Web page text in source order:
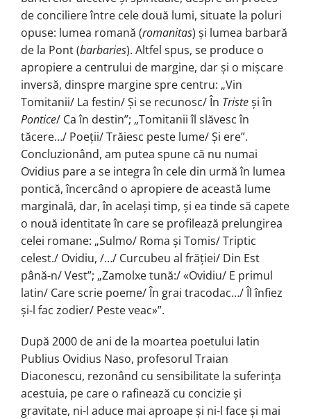
de conciliere între cele două lumi, situate la poluri
opuse: lumea romană (romanitas) și lumea barbară
de la Pont (barbaries). Altfel spus, se produce o
apropiere a centrului de margine, dar și o mișcare
inversă, dinspre margine spre centru: „Vin
Tomitanii/ La festin/ Și se recunosc/ În Tristeși în
Pontice/ Ca în destin”; „Tomitanii îl slăvesc în
tăcere…/ Poeții/ Trăiesc peste lume/ Și ere”.
Concluzionând, am putea spune că nu numai
Ovidius pare a se integra în cele din urmă în lumea
pontică, încercând o apropiere de această lume
marginală, dar, în același timp, și ea tinde să capete
o nouă identitate în care se profilează prelungirea
celei romane: „Sulmo/ Roma și Tomis/ Triptic
celest./ Ovidiu, /…/ Curcubeu al frăției/ Din Est
până-n/ Vest”; „Zamolxe tună:/ «Ovidiu/ E primul
latin/ Care scrie poeme/ În grai tracodac…/ Îl înfiez
și-l fac zodier/ Peste veac»”.
După 2000 de ani de la moartea poetului latin
Publius Ovidius Naso, profesorul Traian
Diaconescu, rezonând cu sensibilitate la suferința
acestuia, pe care o rafinează cu concizie și
gravitate, ni-l aduce mai aproape și ni-l face și mai